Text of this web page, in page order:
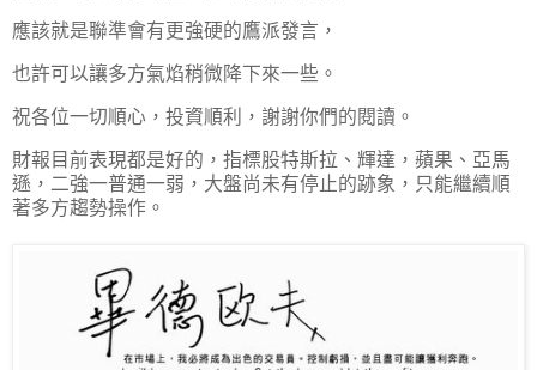
應該就是聯準會有更強硬的鷹派發言，
也許可以讓多方氣焰稍微降下來一些。
祝各位一切順心，投資順利，謝謝你們的閱讀。
財報目前表現都是好的，指標股特斯拉、輝達，蘋果、亞馬
遜，二強一普通一弱，大盤尚未有停止的跡象，只能繼續順
著多方趨勢操作。